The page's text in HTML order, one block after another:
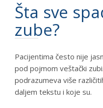
Šta sve
zube?
Pacijentima često nije
pod pojmom veštački
podrazumeva više
daljem tekstu i koje su.